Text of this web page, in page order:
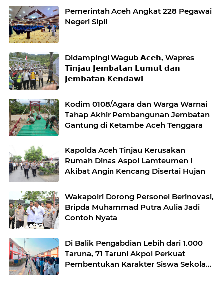
Pemerintah Aceh Angkat 228 Pegawai
Negeri Sipil
Didampingi Wagub 𝗔𝗰𝗲𝗵, Wapres
𝗧𝗶𝗻𝗷𝗮𝘂 𝗝𝗲𝗺𝗯𝗮𝘁𝗮𝗻 𝗟𝘂𝗺𝘂𝘁 𝗱𝗮𝗻
𝗝𝗲𝗺𝗯𝗮𝘁𝗮𝗻 𝗞𝗲𝗻𝗱𝗮𝘄𝗶
Kodim 0108/Agara dan Warga Warnai
Tahap Akhir Pembangunan Jembatan
Gantung di Ketambe Aceh Tenggara
Kapolda Aceh Tinjau Kerusakan
Rumah Dinas Aspol Lamteumen I
Akibat Angin Kencang Disertai Hujan
Wakapolri Dorong Personel Berinovasi,
Bripda Muhammad Putra Aulia Jadi
Contoh Nyata
Di Balik Pengabdian Lebih dari 1.000
Taruna, 71 Taruni Akpol Perkuat
Pembentukan Karakter Siswa Sekolah